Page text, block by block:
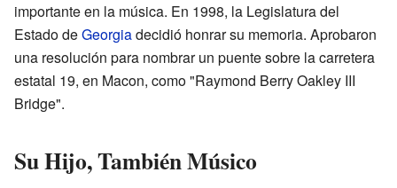
importante en la música. En 1998, la Legislatura del
Estado deGeorgiadecidió honrar su memoria. Aprobaron
una resolución para nombrar un puente sobre la carretera
estatal 19, en Macon, como "Raymond Berry Oakley III
Bridge".
Su Hijo, También Músico